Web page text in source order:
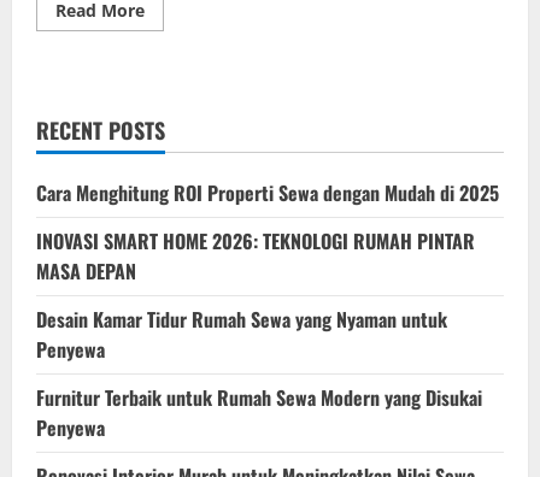
Read MoreRead
more
2025:
Rumah
Terang
Estetik
RECENT POSTS
Cara Menghitung ROI Properti Sewa dengan Mudah di 2025
INOVASI SMART HOME 2026: TEKNOLOGI RUMAH PINTAR
MASA DEPAN
Desain Kamar Tidur Rumah Sewa yang Nyaman untuk
Penyewa
Furnitur Terbaik untuk Rumah Sewa Modern yang Disukai
Penyewa